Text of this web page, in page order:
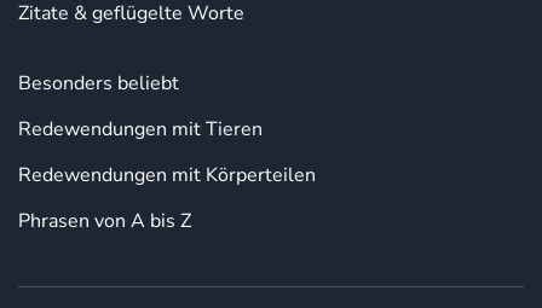
Zitate & geflügelte Worte
Besonders beliebt
Redewendungen mit Tieren
Redewendungen mit Körperteilen
Phrasen von A bis Z